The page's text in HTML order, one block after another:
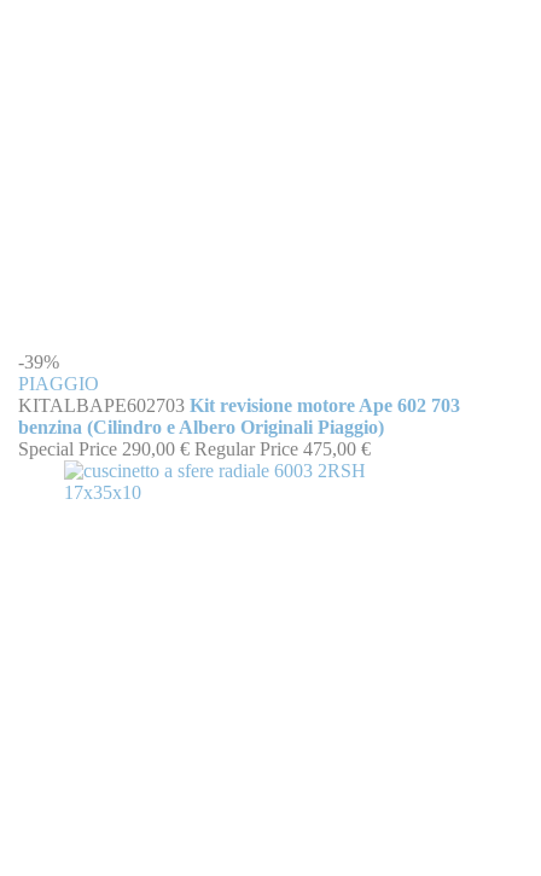
-39%
PIAGGIO
KITALBAPE602703 Kit revisione motore Ape 602 703
benzina (Cilindro e Albero Originali Piaggio)
Special Price 290,00 € Regular Price 475,00 €